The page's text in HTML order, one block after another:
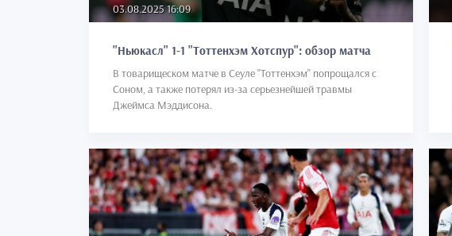
03.08.2025 16:09
"Ньюкасл" 1-1 "Тоттенхэм Хотспур": обзор матча
В товарищеском матче в Сеуле "Тоттенхэм" попрощался с
Соном, а также потерял из-за серьезнейшей травмы
Джеймса Мэддисона.